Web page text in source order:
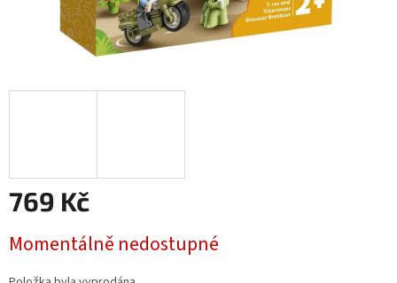
769 Kč
cena:
Momentálně nedostupné